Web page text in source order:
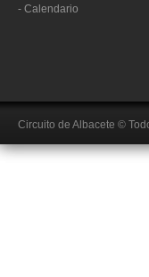
- Calendario
Circuito de Albacete ©